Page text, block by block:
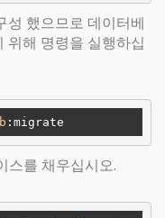
성 했으므로 데이터베
위해 명령을 실행하십
:migrate
스를 채우십시오.